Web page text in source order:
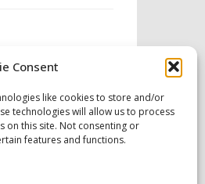
Consent
like cookies to store and/or
technologies will allow us to process
on this site. Not consenting or
features and functions.